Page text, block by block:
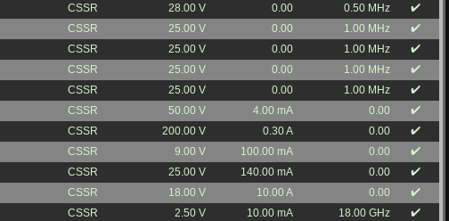
CSSR 28.00 V 0.00 0.50 MHz
✔️
CSSR 25.00 V 0.00 1.00 MHz
✔️
CSSR 25.00 V 0.00 1.00 MHz
✔️
CSSR 25.00 V 0.00 1.00 MHz
✔️
CSSR 25.00 V 0.00 1.00 MHz
✔️
CSSR 50.00 V 4.00 mA 0.00
✔️
CSSR 200.00 V 0.30 A 0.00
✔️
CSSR 9.00 V 100.00 mA 0.00
✔️
CSSR 25.00 V 140.00 mA 0.00
✔️
CSSR 18.00 V 10.00 A 0.00
✔️
CSSR 2.50 V 10.00 mA 18.00 GHz
✔️